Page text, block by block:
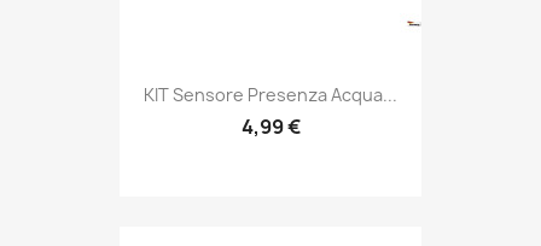
KIT Sensore Presenza Acqua...
4,99 €